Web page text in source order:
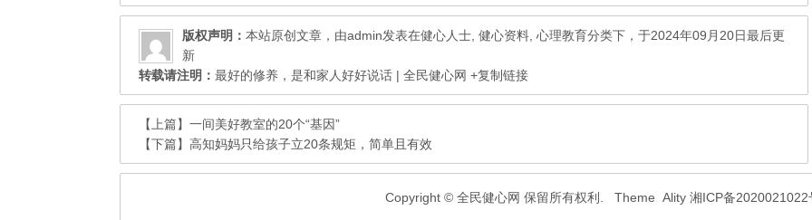
版权声明： 本站原创文章，由admin发表在健心人士 健心资料 心理教育分类下，于2024年09月20日最后更
新
转载请注明： 最好的修养，是和家人好好说话 | 全民健心网 +复制链接
【上篇】 一间美好教室的20个“基因”
【下篇】 高知妈妈只给孩子立20条规矩，简单且有效
Copyright © 全民健心网 保留所有权利. Theme Ality 湘ICP备2020021022